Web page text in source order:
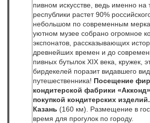
пивном искусстве, ведь именно на
республики растет 90%
небольшом по современным
уютном музее собрано огромное
экспонатов, рассказывающих
древнейших времен и до
пивных бутылок XIX века, кружек,
бирдекелей поразит видавшего
путешественника! Посещение
кондитерской фабрики
покупкой кондитерских изделий.
Казань (160 км). Размещение в
время для прогулок по городу.